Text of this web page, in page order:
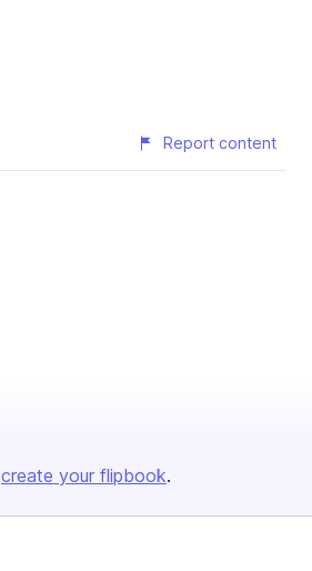
Report content
create your flipbook.